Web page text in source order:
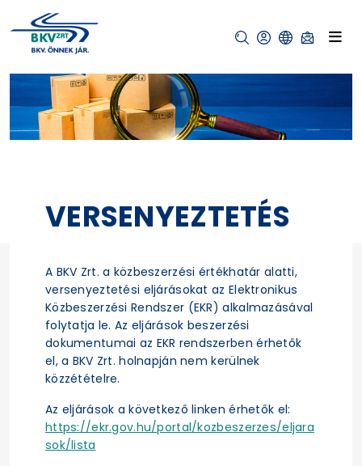
VERSENYEZTETÉS
A BKV Zrt. a közbeszerzési értékhatár alatti,
versenyeztetési eljárásokat az Elektronikus
Közbeszerzési Rendszer (EKR) alkalmazásával
folytatja le. Az eljárások beszerzési
dokumentumai az EKR rendszerben érhetők
el, a BKV Zrt. holnapján nem kerülnek
közzétételre.
Az eljárások a következő linken érhetők el:
https://ekr.gov.hu/portal/kozbeszerzes/eljara
sok/lista